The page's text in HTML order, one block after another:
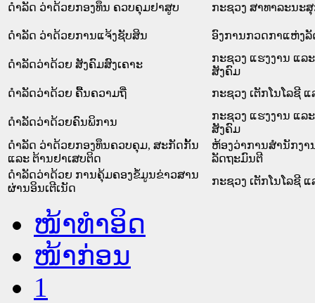
ດຳລັດ ວ່າດ້ວຍກອງທຶນ ຄວບຄຸມຢາສູບ ກະຊວງ ສາທາລະນະ
ດຳລັດ ວ່າດ້ວຍການແຈ້ງຊັບສິນ ອົງການກວດກາແຫ່ງລັ
ດຳລັດວ່າດ້ວຍ ສັງຄົມສົງເຄາະ
ກະຊວງ ແຮງງານ ແ
ສັງຄົມ
ດຳລັດວ່າດ້ວຍ ຄື້ນຄວາມຖີ່
ກະຊວງ ເຕັກໂນໂລຊີ
ດໍາລັດວ່າດ້ວຍຄົນພິການ
ກະຊວງ ແຮງງານ ແ
ສັງຄົມ
ດຳລັດ ວ່າດ້ວຍກອງທຶນຄວບຄຸມ, ສະກັດກັ້ນ
ແລະ ຕ້ານຢາເສບຕິດ
ຫ້ອງວ່າການສຳນັກງາ
ລັດຖະມົນຕີ
ດຳລັດວ່າດ້ວຍ ການຄຸ້ມຄອງຂໍ້ມູນຂ່າວສານ
ຜ່ານອິນເຕີເນັດ
ກະຊວງ ເຕັກໂນໂລຊີ
ໜ້າທໍາອິດ
ໜ້າກ່ອນ
1